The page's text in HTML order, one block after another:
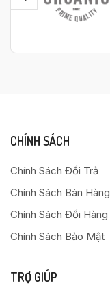
CHÍNH SÁCH
Chính Sách Đổi Trả
Chính Sách Bán Hàng
Chính Sách Đổi Hàng
Chính Sách Bảo Mật
TRỢ GIÚP